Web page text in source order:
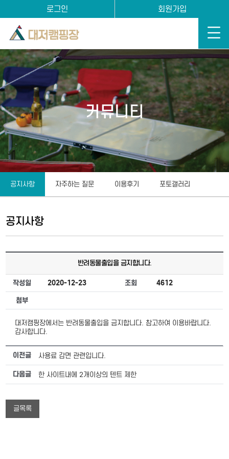
로그인 회원가입
커뮤니티
공지사항 자주하는 질문 이용후기 포토갤러리
공지사항
반려동물출입을 금지합니다.
작성일 2020-12-23 조회
4612
첨부
대저캠핑장에서는 반려동물출입을 금지합니다. 참고하여 이용바랍니다.
감사합니다.
이전글 사용료 감면 관련입니다.
다음글 한 사이트내에 2개이상의 텐트 제한
글목록